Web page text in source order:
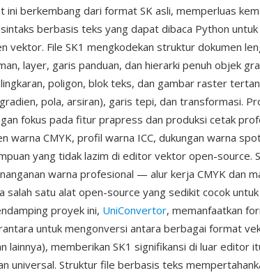
ini berkembang dari format SK asli, memperluas
berbasis teks yang dapat dibaca Python untuk
vektor. File SK1 mengkodekan struktur dokumen
layer, garis panduan, dan hierarki penuh objek
poligon, blok teks, dan gambar raster
pola, arsiran), garis tepi, dan transformasi.
fokus pada fitur prapress dan produksi cetak
warna CMYK, profil warna ICC, dukungan warna
yang tidak lazim di editor vektor open-source.
warna profesional — alur kerja CMYK dan
salah satu alat open-source yang sedikit cocok
proyek ini, UniConvertor, memanfaatkan
untuk mengonversi antara berbagai format
lainnya), memberikan SK1 signifikansi di luar editor
universal. Struktur file berbasis teks